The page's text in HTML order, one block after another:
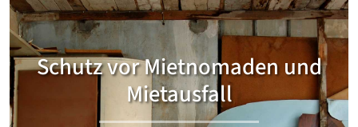
Schutz vor Mietnomaden und
Mietausfall